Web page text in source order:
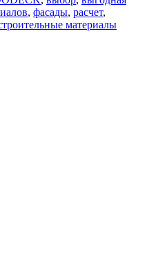
, фасады, расчет,
материалы